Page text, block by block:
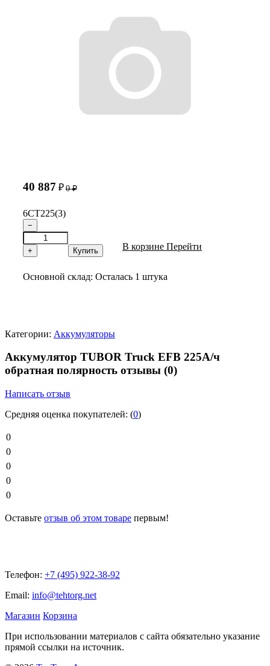
40 887 ₽ 0 ₽
6СТ225(3)
−
+ Купить В корзине Перейти
Основной склад: Осталась 1 штука
Категории: Аккумуляторы
Аккумулятор TUBOR Truck EFB 225А/ч
обратная полярность отзывы (0)
Написать отзыв
Средняя оценка покупателей: (0)
0
0
0
0
0
Оставьте отзыв об этом товаре первым!
Телефон: +7 (495) 922-38-92
Email: info@tehtorg.net
Магазин Корзина
При использовании материалов с сайта обязательно указание
прямой ссылки на источник.